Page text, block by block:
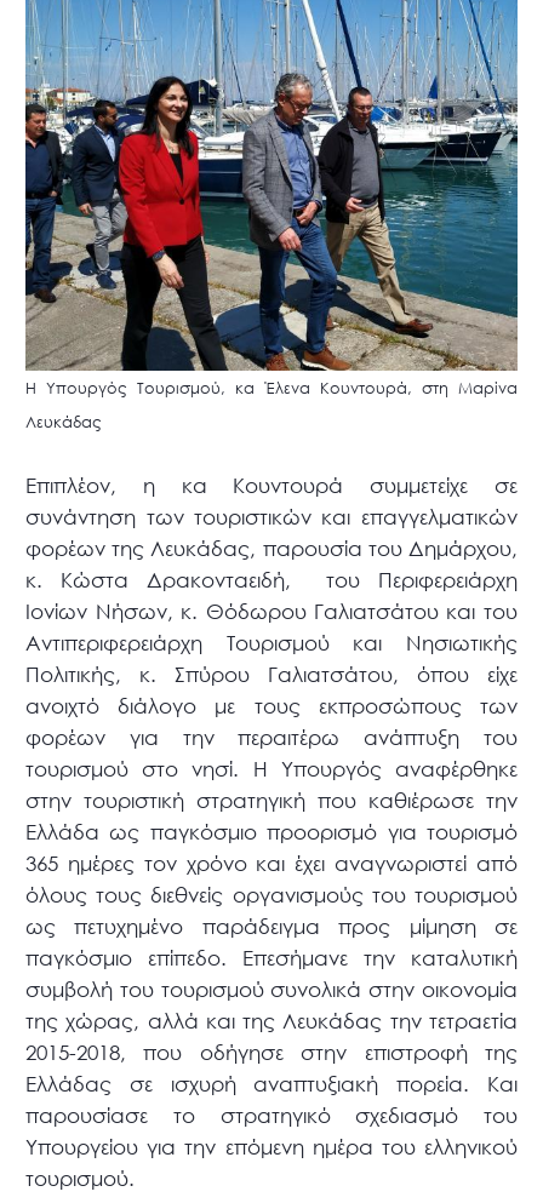
Η Υπουργός Τουρισμού, κα Έλενα Κουντουρά, στη Μαρίνα
Λευκάδας
Επιπλέον, η κα Κουντουρά συμμετείχε σε
συνάντηση των τουριστικών και επαγγελματικών
φορέων της Λευκάδας, παρουσία του Δημάρχου,
κ. Κώστα Δρακονταειδή, του Περιφερειάρχη
Ιονίων Νήσων, κ. Θόδωρου Γαλιατσάτου και του
Αντιπεριφερειάρχη Τουρισμού και Νησιωτικής
Πολιτικής, κ. Σπύρου Γαλιατσάτου, όπου είχε
ανοιχτό διάλογο με τους εκπροσώπους των
φορέων για την περαιτέρω ανάπτυξη του
τουρισμού στο νησί. Η Υπουργός αναφέρθηκε
στην τουριστική στρατηγική που καθιέρωσε την
Ελλάδα ως παγκόσμιο προορισμό για τουρισμό
365 ημέρες τον χρόνο και έχει αναγνωριστεί από
όλους τους διεθνείς οργανισμούς του τουρισμού
ως πετυχημένο παράδειγμα προς μίμηση σε
παγκόσμιο επίπεδο. Επεσήμανε την καταλυτική
συμβολή του τουρισμού συνολικά στην οικονομία
της χώρας, αλλά και της Λευκάδας την τετραετία
2015-2018, που οδήγησε στην επιστροφή της
Ελλάδας σε ισχυρή αναπτυξιακή πορεία. Και
παρουσίασε το στρατηγικό σχεδιασμό του
Υπουργείου για την επόμενη ημέρα του ελληνικού
τουρισμού.